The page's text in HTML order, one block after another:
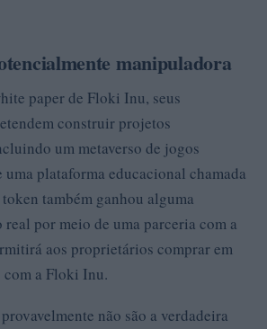
manipuladora
paper de Floki Inu, seus
construir projetos
um metaverso de jogos
plataforma educacional chamada
também ganhou alguma
por meio de uma parceria com a
aos proprietários comprar em
com a Floki Inu.
não são a verdadeira